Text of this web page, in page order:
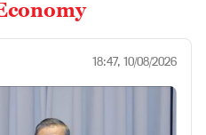
18:47, 10/08/2026